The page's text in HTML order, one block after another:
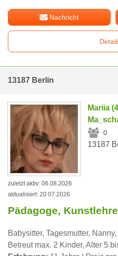
Nachricht
13187 Berlin
Mariia
0
13187
zuletzt aktiv: 06.08.2026
aktualisiert: 20.07.2026
Pädagoge,
Babysitter, Tagesmutter,
Betreut max. 2 Kinder, Alter 5